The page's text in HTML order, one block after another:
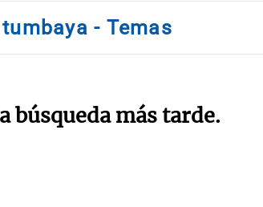
tumbaya - Temas
búsqueda más tarde.